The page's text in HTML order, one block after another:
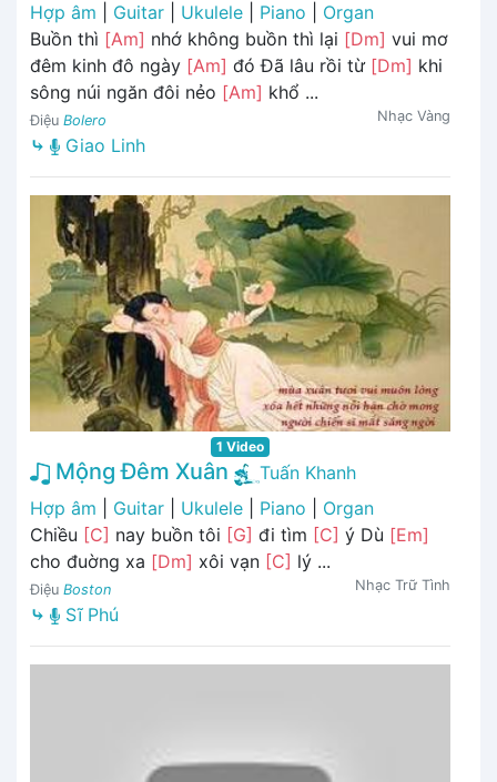
Hợp âm
Guitar Ukulele Piano
Organ
Buồn thì [Am] nhớ không buồn thì lại [Dm] vui mơ
đêm kinh đô ngày [Am] đó Đã lâu rồi từ [Dm] khi
sông núi ngăn đôi nẻo [Am] khổ ...
Điệu Bolero Nhạc Vàng
⤷ Giao Linh
1 Video
Mộng Đêm Xuân
Tuấn Khanh
Hợp âm
Guitar Ukulele Piano
Organ
Chiều [C] nay buồn tôi [G] đi tìm [C] ý Dù [Em]
cho đuờng xa [Dm] xôi vạn [C] lý ...
Điệu Boston Nhạc Trữ Tình
⤷ Sĩ Phú